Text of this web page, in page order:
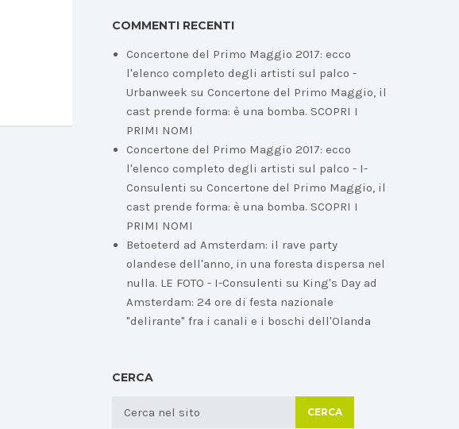
COMMENTI RECENTI
Concertone del Primo Maggio 2017: ecco
l'elenco completo degli artisti sul palco -
Urbanweek su Concertone del Primo Maggio, il
cast prende forma: è una bomba. SCOPRI I
PRIMI NOMI
Concertone del Primo Maggio 2017: ecco
l'elenco completo degli artisti sul palco - I-
Consulenti su Concertone del Primo Maggio, il
cast prende forma: è una bomba. SCOPRI I
PRIMI NOMI
Betoeterd ad Amsterdam: il rave party
olandese dell'anno, in una foresta dispersa nel
nulla. LE FOTO - I-Consulenti su King's Day ad
Amsterdam: 24 ore di festa nazionale
"delirante" fra i canali e i boschi dell'Olanda
CERCA
CERCA